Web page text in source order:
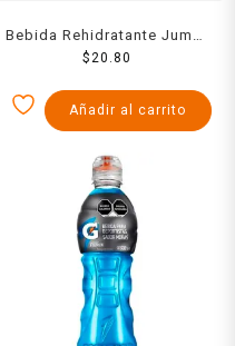
Bebida Rehidratante Jumex
Hidrolit Manzana 625 Ml
$20.80
Añadir al carrito